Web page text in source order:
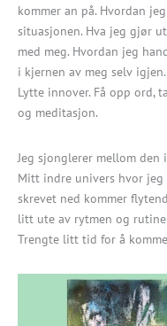
kommer an på. Hvordan
situasjonen. Hva jeg gjør
med meg. Hvordan jeg
i kjernen av meg selv
Lytte innover. Få opp ord,
og meditasjon.
Jeg sjonglerer mellom
Mitt indre univers hvor jeg
skrevet ned kommer
litt ute av rytmen og
Trengte litt tid for å